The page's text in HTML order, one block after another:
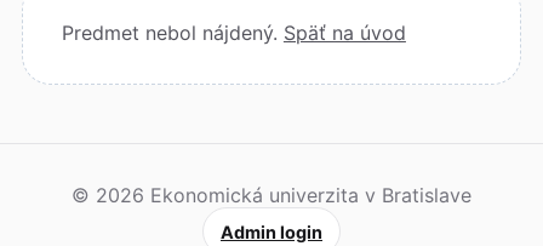
Predmet nebol nájdený. Späť na úvod
© 2026 Ekonomická univerzita v Bratislave
Admin login